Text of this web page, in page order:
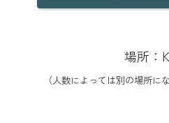
場所：
（人数によっては別の場所に